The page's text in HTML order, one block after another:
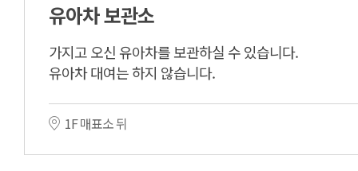
유아차 보관소
가지고 오신 유아차를 보관하실 수 있습니다.
유아차 대여는 하지 않습니다.
1F 매표소 뒤